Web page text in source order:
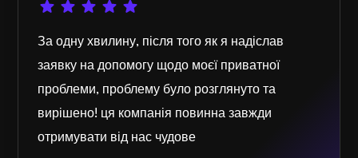
За одну хвилину, після того як я надіслав
заявку на допомогу щодо моєї приватної
проблеми, проблему було розглянуто та
вирішено! ця компанія повинна завжди
отримувати від нас чудове